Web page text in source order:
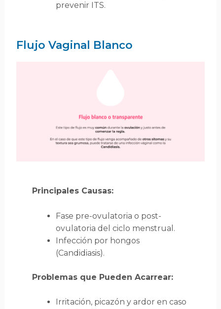
prevenir ITS.
Flujo Vaginal Blanco
Principales Causas:
Fase pre-ovulatoria o post-
ovulatoria del ciclo menstrual.
Infección por hongos
(Candidiasis).
Problemas que Pueden Acarrear:
Irritación, picazón y ardor en caso